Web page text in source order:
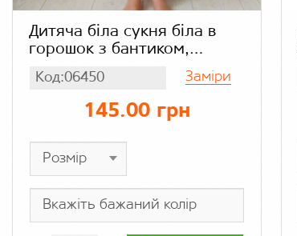
Дитяча біла сукня біла в
горошок з бантиком,
Код:06450 Заміри
145.00 грн